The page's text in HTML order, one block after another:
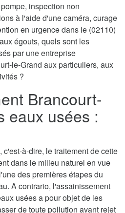
inspection non
à l'aide d'une caméra, curage
en urgence dans le (02110)
égouts, quels sont les
par une entreprise
le-Grand aux particuliers, aux
?
Brancourt-
eaux usées :
à-dire, le traitement de cette
dans le milieu naturel en vue
des premières étapes du
A contrario, l'assainissement
usées a pour objet de les
de toute pollution avant rejet